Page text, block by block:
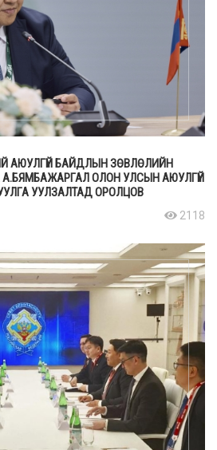
АЮУЛГҮЙ БАЙДЛЫН ЗӨВЛӨЛИЙН
ОЛОН УЛСЫН АЮУЛГҮЙ
УУЛЗАЛТАД ОРОЛЦОВ
2118